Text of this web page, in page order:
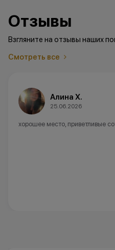
Отзывы
Взгляните на отзывы наших
Смотреть все
Алина Х.
25.06.2026
хорошее место, приветливые